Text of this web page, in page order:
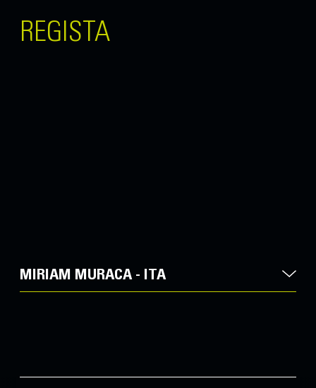
REGISTA
MIRIAM MURACA - ITA